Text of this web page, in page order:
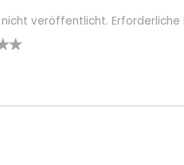
nicht veröffentlicht. Erforderliche